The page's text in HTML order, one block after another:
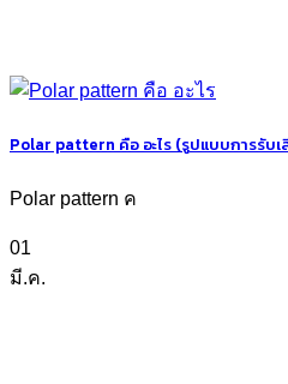
Polar pattern คือ อะไร (รูปแบบการรับเ
Polar pattern ค
01
มี.ค.